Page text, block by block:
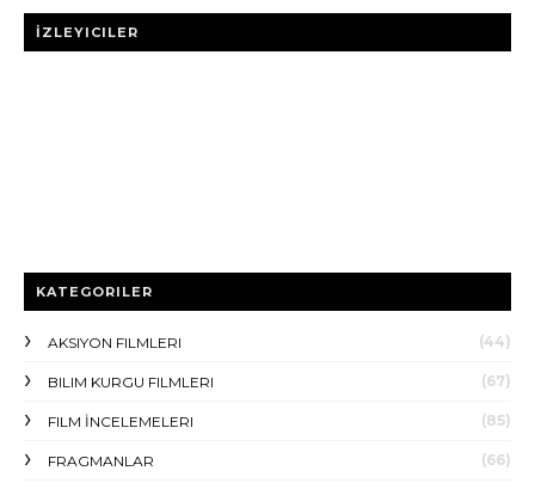
İZLEYICILER
KATEGORILER
AKSIYON FILMLERI (44)
BILIM KURGU FILMLERI (67)
FILM İNCELEMELERI (85)
FRAGMANLAR (66)